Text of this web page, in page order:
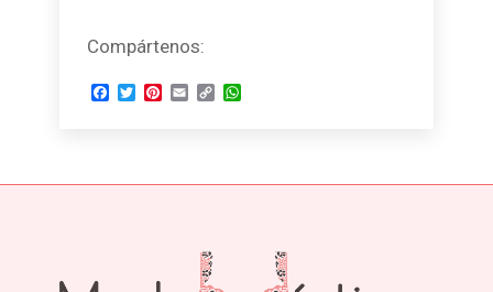
Compártenos:
Facebook
TwitterPinterest
EmailCopyWhatsApp